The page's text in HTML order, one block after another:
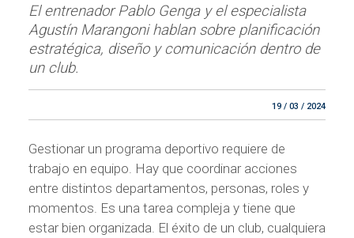
El entrenador Pablo Genga y el especialista
Agustín Marangoni hablan sobre planificación
estratégica, diseño y comunicación dentro de
un club.
19 / 03 / 2024
Gestionar un programa deportivo requiere de
trabajo en equipo. Hay que coordinar acciones
entre distintos departamentos, personas, roles y
momentos. Es una tarea compleja y tiene que
estar bien organizada. El éxito de un club, cualquiera